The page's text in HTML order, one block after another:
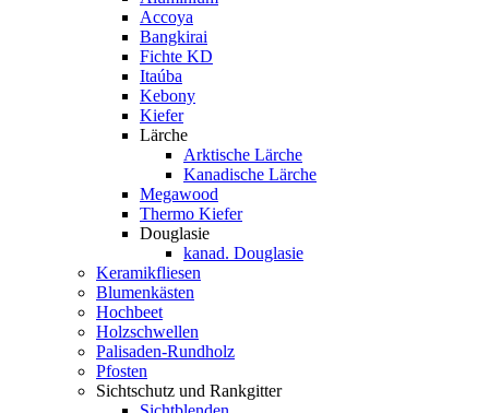
Accoya
Bangkirai
Fichte KD
Itaúba
Kebony
Kiefer
Lärche
Arktische Lärche
Kanadische Lärche
Megawood
Thermo Kiefer
Douglasie
kanad. Douglasie
Keramikfliesen
Blumenkästen
Hochbeet
Holzschwellen
Palisaden-Rundholz
Pfosten
Sichtschutz und Rankgitter